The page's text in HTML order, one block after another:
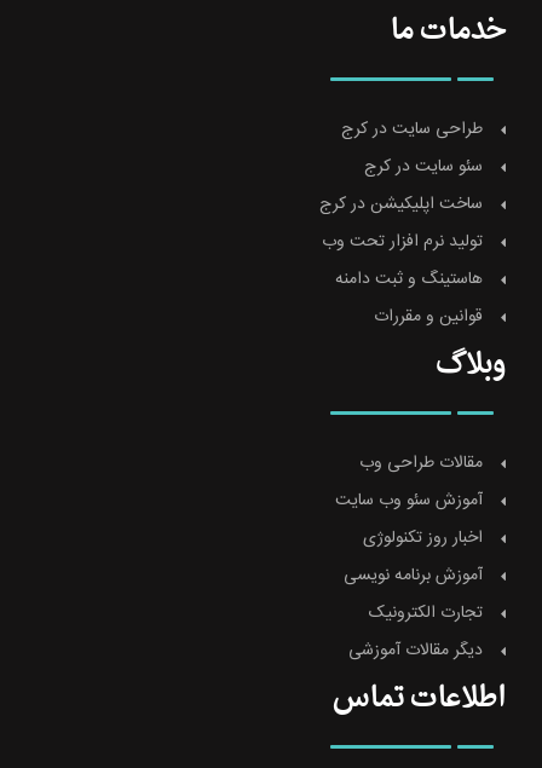
خدمات ما
طراحی سایت در کرج
سئو سایت در کرج
ساخت اپلیکیشن در کرج
تولید نرم افزار تحت وب
هاستینگ و ثبت دامنه
قوانین و مقررات
وبلاگ
مقالات طراحی وب
آموزش سئو وب سایت
اخبار روز تکنولوژی
آموزش برنامه نویسی
تجارت الکترونیک
دیگر مقالات آموزشی
اطلاعات تماس